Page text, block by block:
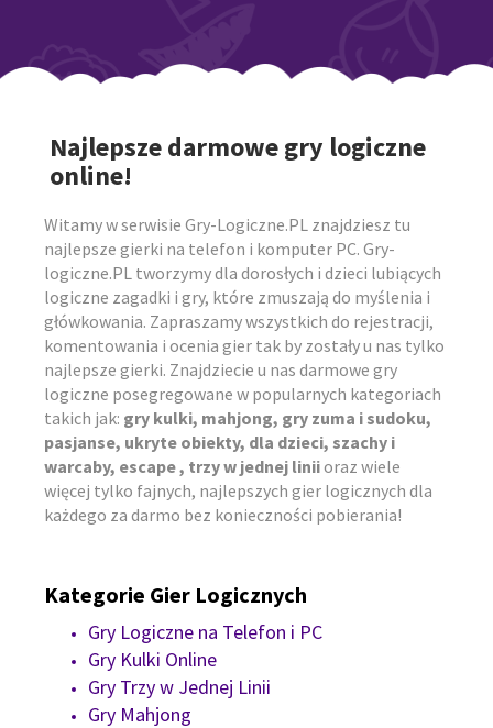
Najlepsze darmowe gry logiczne
online!
Witamy w serwisie Gry-Logiczne.PL znajdziesz tu
najlepsze gierki na telefon i komputer PC. Gry-
logiczne.PL tworzymy dla dorosłych i dzieci lubiących
logiczne zagadki i gry, które zmuszają do myślenia i
główkowania. Zapraszamy wszystkich do rejestracji,
komentowania i ocenia gier tak by zostały u nas tylko
najlepsze gierki. Znajdziecie u nas darmowe gry
logiczne posegregowane w popularnych kategoriach
takich jak: gry kulki, mahjong, gry zuma i sudoku,
pasjanse, ukryte obiekty, dla dzieci, szachy i
warcaby, escape , trzy w jednej liniioraz wiele
więcej tylko fajnych, najlepszych gier logicznych dla
każdego za darmo bez konieczności pobierania!
Kategorie Gier Logicznych
Gry Logiczne na Telefon i PC
Gry Kulki Online
Gry Trzy w Jednej Linii
Gry Mahjong